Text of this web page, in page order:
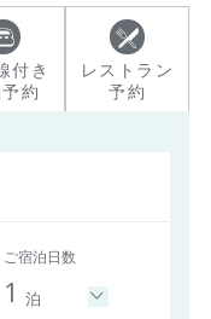
付き
約
レストラン
予約
ご宿泊日数
1 泊